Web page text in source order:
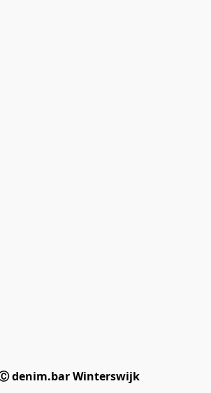
denim.bar Winterswijk